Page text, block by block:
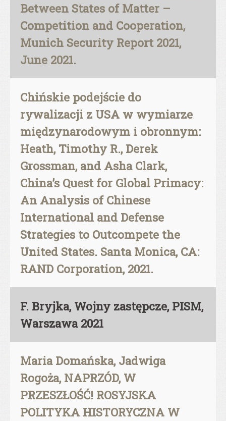
Between States of Matter –
Competition and Cooperation,
Munich Security Report 2021,
June 2021.
Chińskie podejście do
rywalizacji z USA w wymiarze
międzynarodowym i obronnym:
Heath, Timothy R., Derek
Grossman, and Asha Clark,
China’s Quest for Global Primacy:
An Analysis of Chinese
International and Defense
Strategies to Outcompete the
United States. Santa Monica, CA:
RAND Corporation, 2021.
F. Bryjka, Wojny zastępcze, PISM,
Warszawa 2021
Maria Domańska, Jadwiga
Rogoża, NAPRZÓD, W
PRZESZŁOŚĆ! ROSYJSKA
POLITYKA HISTORYCZNA W